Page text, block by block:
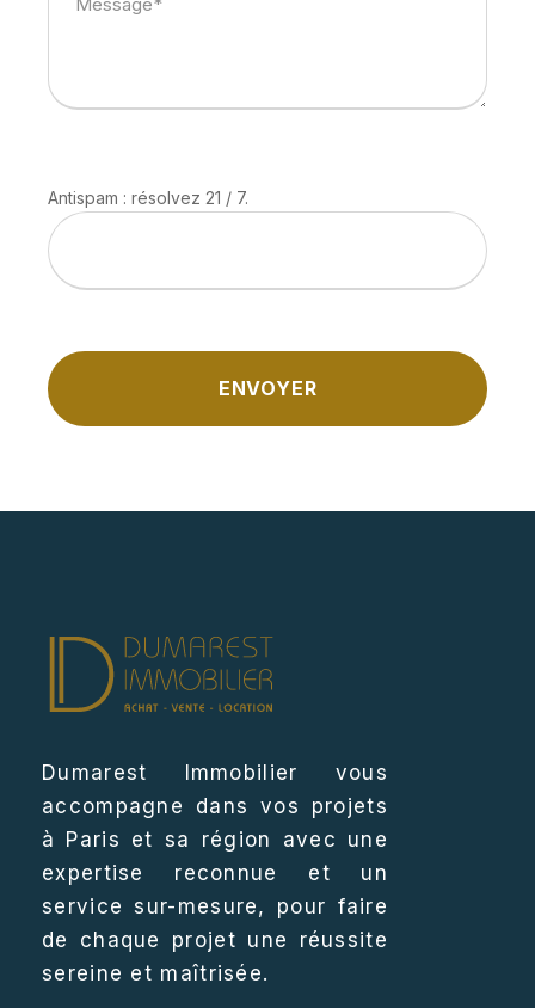
Antispam : résolvez 21 / 7.
Dumarest Immobilier vous
accompagne dans vos projets
à Paris et sa région avec une
expertise reconnue et un
service sur-mesure, pour faire
de chaque projet une réussite
sereine et maîtrisée.